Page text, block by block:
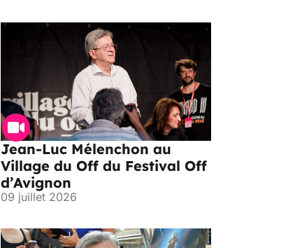
Jean-Luc Mélenchon au
Village du Off du Festival Off
d’Avignon
09 juillet 2026